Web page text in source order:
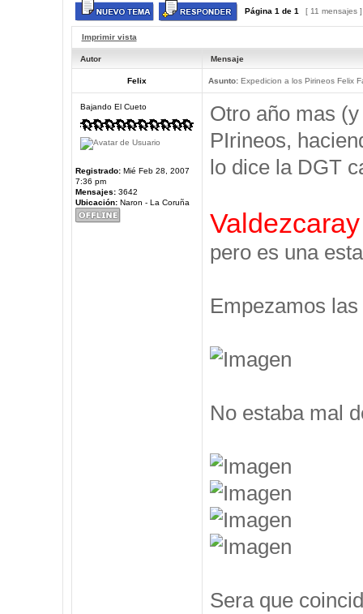
Página 1 de 1 [ 11 mensajes
Imprimir vista
Autor Mensaje
Felix Asunto:Expedicion a los Pirineos Felix
Bajando El Cueto
Registrado:Mié Feb 28, 2007
7:36 pm
Mensajes:3642
Ubicación:Naron - La Coruña
Otro año mas
PIrineos,
lo dice la DGT
Valdezcaray
pero es una
Empezamos
No estaba mal
Sera que